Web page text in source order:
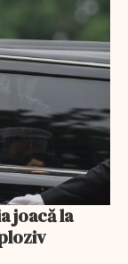
joacă la